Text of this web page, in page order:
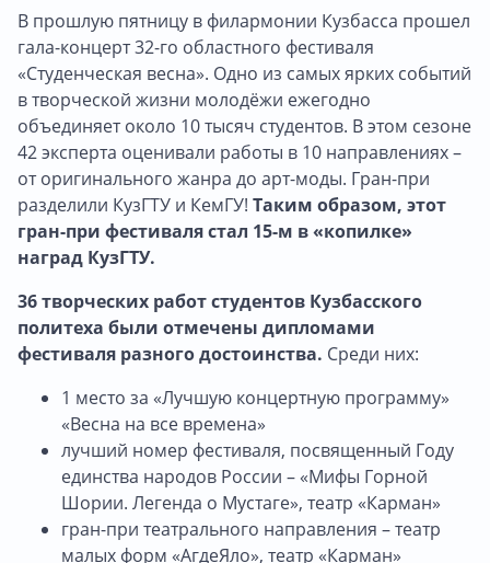
В прошлую пятницу в филармонии Кузбасса прошел
гала-концерт 32-го областного фестиваля
«Студенческая весна». Одно из самых ярких событий
в творческой жизни молодёжи ежегодно
объединяет около 10 тысяч студентов. В этом сезоне
42 эксперта оценивали работы в 10 направлениях –
от оригинального жанра до арт-моды. Гран-при
разделили КузГТУ и КемГУ! Таким образом, этот
гран-при фестиваля стал 15-м в «копилке»
наград КузГТУ.
36 творческих работ студентов Кузбасского
политеха были отмечены дипломами
фестиваля разного достоинства. Среди них:
1 место за «Лучшую концертную программу»
«Весна на все времена»
лучший номер фестиваля, посвященный Году
единства народов России – «Мифы Горной
Шории. Легенда о Мустаге», театр «Карман»
гран-при театрального направления – театр
малых форм «АгдеЯло», театр «Карман»